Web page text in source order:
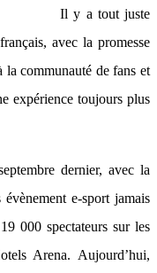
Il y a tout juste
avec la promesse
communauté de fans et
expérience toujours plus
dernier, avec la
e-sport jamais
000 spectateurs sur les
Arena. Aujourd’hui,